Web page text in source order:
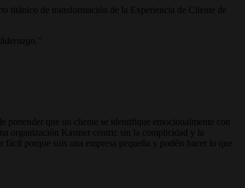
titánico de transformación de la Experiencia de Cliente de
que un cliente se identifique emocionalmente con
organización Kastner centric sin la complicidad y la
porque sois una empresa pequeña y podéis hacer lo que